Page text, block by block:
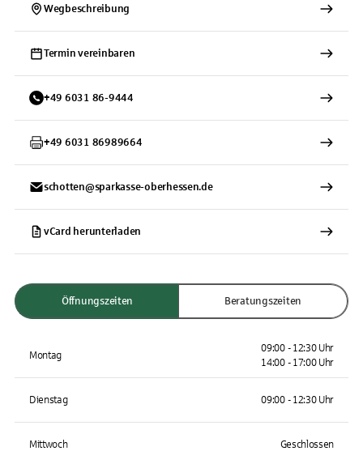
Wegbeschreibung
Termin vereinbaren
+49 6031 86-9444
+49 6031 86989664
schotten@sparkasse-oberhessen.de
vCard herunterladen
Öffnungszeiten Beratungszeiten
Montag
09:00 - 12:30 Uhr
14:00 - 17:00 Uhr
Dienstag 09:00 - 12:30 Uhr
Mittwoch Geschlossen